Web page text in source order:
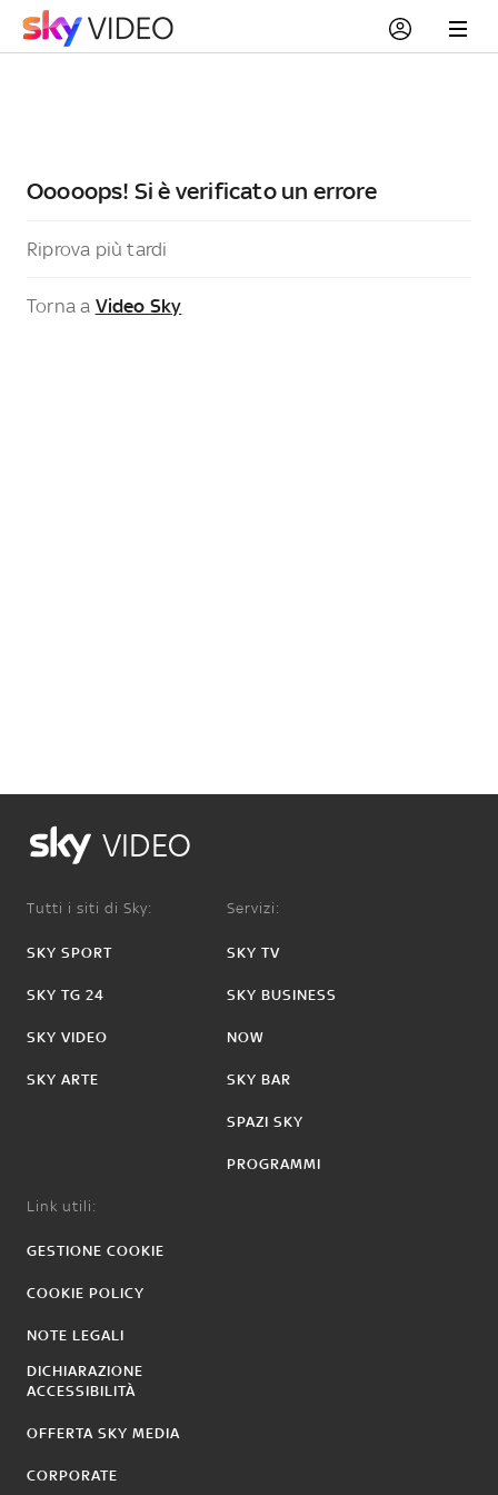
Ooooops! Si è verificato un errore
Riprova più tardi
Torna a Video Sky
VIDEO
Tutti i siti di Sky:
SKY SPORT
SKY TG 24
SKY VIDEO
SKY ARTE
Servizi:
SKY TV
SKY BUSINESS
NOW
SKY BAR
SPAZI SKY
PROGRAMMI
Link utili:
GESTIONE COOKIE
COOKIE POLICY
NOTE LEGALI
DICHIARAZIONE
ACCESSIBILITÀ
OFFERTA SKY MEDIA
CORPORATE